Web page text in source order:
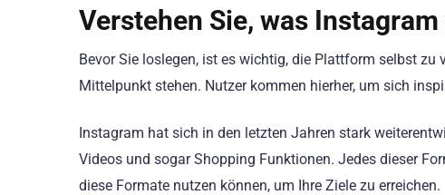
Verstehen Sie, was
Bevor Sie loslegen, ist es wichtig, die Plattform selbst
Mittelpunkt stehen. Nutzer kommen hierher, um sich
Instagram hat sich in den letzten Jahren stark
Videos und sogar Shopping Funktionen. Jedes dieser
diese Formate nutzen können, um Ihre Ziele zu erreichen.